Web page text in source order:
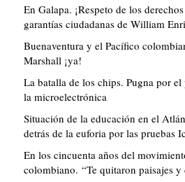
En Galapa. ¡Respeto de los
garantías ciudadanas de William
Buenaventura y el Pacífico
Marshall ¡ya!
La batalla de los chips. Pugna por
la microelectrónica
Situación de la educación en el
detrás de la euforia por las pruebas
En los cincuenta años del
colombiano. “Te quitaron paisajes